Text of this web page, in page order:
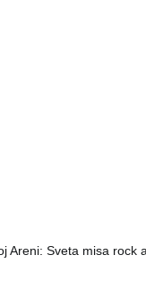
Areni: Sveta misa rock